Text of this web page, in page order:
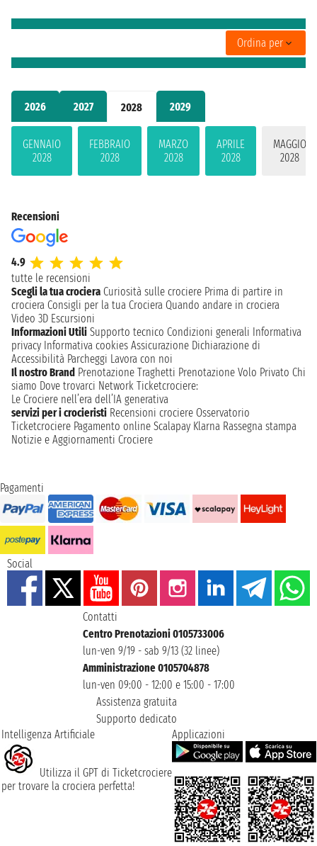
2026 2027 2028 2029
GENNAIO
2028
FEBBRAIO
2028
MARZO
2028
APRILE
2028
MAGGIO
2028
Ordina per
Recensioni
4.9
tutte le recensioni
Scegli la tua crociera Curiosità sulle crociere Prima di partire in
crociera Consigli per la tua Crociera Quando andare in crociera
Video 3D Escursioni
Informazioni Utili Supporto tecnico Condizioni generali Informativa
privacy Informativa cookies Assicurazione Dichiarazione di
Accessibilità Parcheggi Lavora con noi
Il nostro Brand Prenotazione Traghetti Prenotazione Volo Privato Chi
siamo Dove trovarci Network Ticketcrociere:
Le Crociere nell’era dell’IA generativa
servizi per i crocieristi Recensioni crociere Osservatorio
Ticketcrociere Pagamento online Scalapay Klarna Rassegna stampa
Notizie e Aggiornamenti Crociere
Pagamenti
Social
Contatti
Centro Prenotazioni 0105733006
lun-ven 9/19 - sab 9/13 (32 linee)
Amministrazione 0105704878
lun-ven 09:00 - 12:00 e 15:00 - 17:00
Assistenza gratuita
Supporto dedicato
Intelligenza Artificiale
Utilizza il GPT di Ticketcrociere
per trovare la crociera perfetta!
Applicazioni